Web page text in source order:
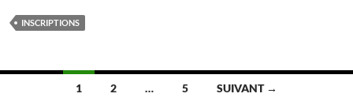
INSCRIPTIONS
Navigation
1 2 … 5 SUIVANT →